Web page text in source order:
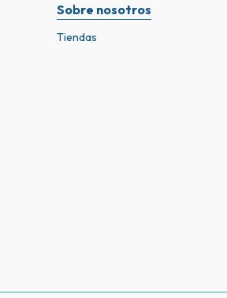
Sobre nosotros
Tiendas